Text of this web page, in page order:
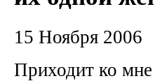
15 Ноября 2006
Приходит ко